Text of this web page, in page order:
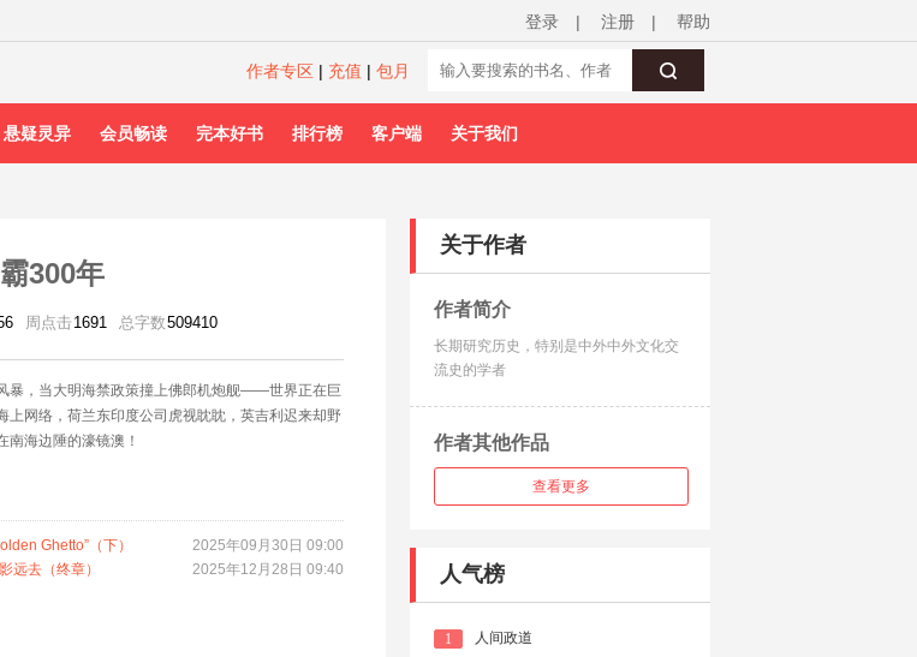
登录 | 注册 | 帮助
作者专区 | 充值 | 包月
悬疑灵异 会员畅读 完本好书 排行榜 客户端 关于我们
300年
周点击 1691 总字数509410
暴，当大明海禁政策撞上佛郎机炮舰——世界正在巨
上网络，荷兰东印度公司虎视眈眈，英吉利迟来却野
海边陲的濠镜澳！
Ghetto”（下）
2025年09月30日 09:00
远去（终章） 2025年12月28日 09:40
关于作者
作者简介
长期研究历史，特别是中外中外文化交
流史的学者
作者其他作品
查看更多
人气榜
1
人间政道